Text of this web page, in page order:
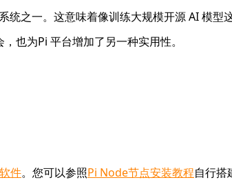
统之一。这意味着像训练大规模开源 AI 模
也为Pi 平台增加了另一种实用性。
件。您可以参照Pi Node节点安装教程自行搭